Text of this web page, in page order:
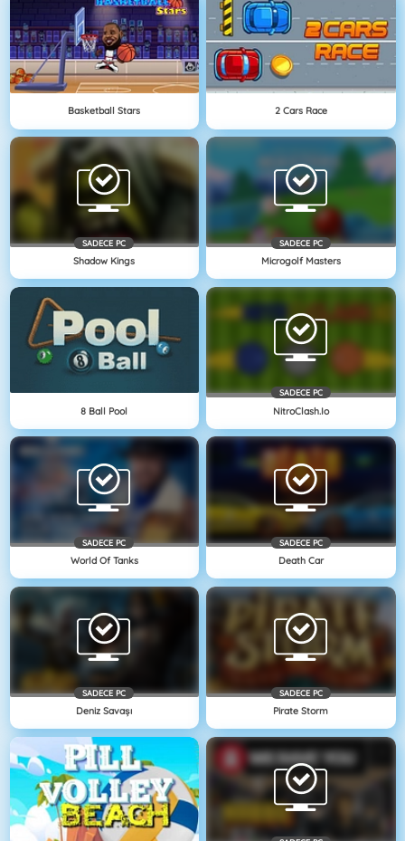
Basketball Stars 2 Cars Race
SADECE PC
Shadow Kings
SADECE PC
Microgolf Masters
8 Ball Pool
SADECE PC
NitroClash.io
SADECE PC
World Of Tanks
SADECE PC
Death Car
SADECE PC
Deniz Savaşı
SADECE PC
Pirate Storm